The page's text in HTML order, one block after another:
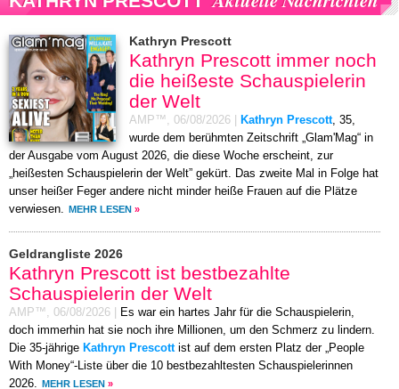
Kathryn Prescott
Kathryn Prescott immer noch
die heißeste Schauspielerin
der Welt
AMP™, 06/08/2026 Kathryn Prescott, 35,
wurde dem berühmten Zeitschrift „Glam'Mag“ in
der Ausgabe vom August 2026, die diese Woche erscheint, zur
„heißesten Schauspielerin der Welt” gekürt. Das zweite Mal in Folge hat
unser heißer Feger andere nicht minder heiße Frauen auf die Plätze
verwiesen.
MEHR LESEN »
Geldrangliste 2026
Kathryn Prescott ist bestbezahlte
Schauspielerin der Welt
AMP™, 06/08/2026
Es war ein hartes Jahr für die Schauspielerin,
doch immerhin hat sie noch ihre Millionen, um den Schmerz zu lindern.
Die 35-jährige Kathryn Prescottist auf dem ersten Platz der „People
With Money“-Liste über die 10 bestbezahltesten Schauspielerinnen
2026.
MEHR LESEN »